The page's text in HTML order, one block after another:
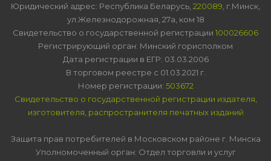
Юридический адрес: Республика Беларусь, 220089 , г.Минск,
ул.Железнодорожная, 27а, ком 18
Свидетельство о государственной регистрации 100026606
Регистрирующий орган: Минский горисполком
Дата регистрации в ЕГР: 03.03.2006
В торговом реестре с 01.03.2021 г.
Номер регистрации: 503672
Свидетельство о государственной регистрации издателя,
изготовителя, распространителя печатных изданий
Защита прав потребителей в Московском районе г. Минска
Уполномоченный орган: Отдел торговли и услуг